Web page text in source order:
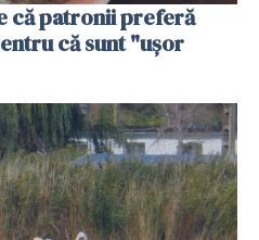
că patronii preferă
că sunt "uşor